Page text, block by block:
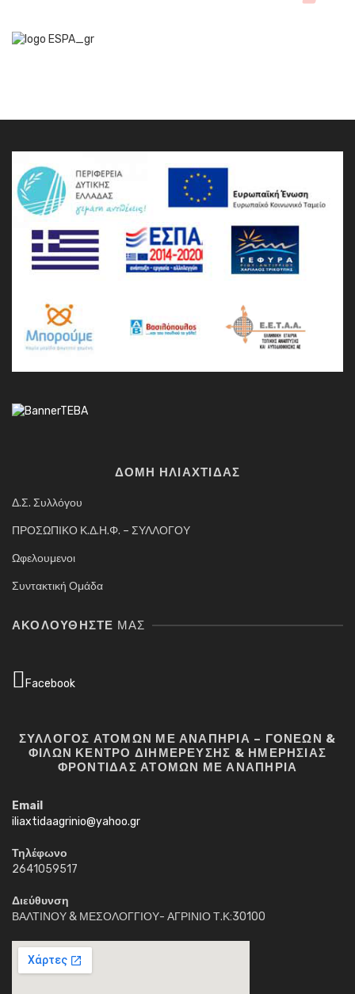
ΔΟΜΗ ΗΛΙΑΧΤΙΔΑΣ
Δ.Σ. Συλλόγου
ΠΡΟΣΩΠΙΚΟ Κ.Δ.Η.Φ. – ΣΥΛΛΟΓΟΥ
Ωφελουμενοι
Συντακτική Ομάδα
ΑΚΟΛΟΥΘΉΣΤΕ ΜΑΣ
Facebook
ΣΥΛΛΟΓΟΣ ΑΤΟΜΩΝ ΜΕ ΑΝΑΠΗΡΙΑ – ΓΟΝΕΩΝ &
ΦΙΛΩΝ ΚΕΝΤΡΟ ΔΙΗΜΕΡΕΥΣΗΣ & ΗΜΕΡΗΣΙΑΣ
ΦΡΟΝΤΙΔΑΣ ΑΤΟΜΩΝ ΜΕ ΑΝΑΠΗΡΙΑ
Email
iliaxtidaagrinio@yahoo.gr
Τηλέφωνο
2641059517
Διεύθυνση
ΒΑΛΤΙΝΟΥ & ΜΕΣΟΛΟΓΓΙΟΥ- ΑΓΡΙΝΙΟ Τ.Κ:30100